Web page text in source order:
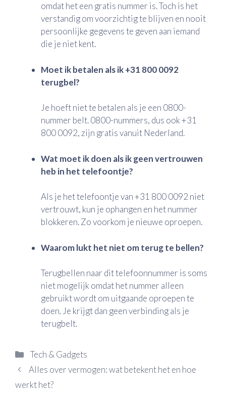
omdat het een gratis nummer is. Toch is het
verstandig om voorzichtig te blijven en nooit
persoonlijke gegevens te geven aan iemand
die je niet kent.
Moet ik betalen als ik +31 800 0092
terugbel?
Je hoeft niet te betalen als je een 0800-
nummer belt. 0800-nummers, dus ook +31
800 0092, zijn gratis vanuit Nederland.
Wat moet ik doen als ik geen vertrouwen
heb in het telefoontje?
Als je het telefoontje van +31 800 0092 niet
vertrouwt, kun je ophangen en het nummer
blokkeren. Zo voorkom je nieuwe oproepen.
Waarom lukt het niet om terug te bellen?
Terugbellen naar dit telefoonnummer is soms
niet mogelijk omdat het nummer alleen
gebruikt wordt om uitgaande oproepen te
doen. Je krijgt dan geen verbinding als je
terugbelt.
Categorieën
Tech & Gadgets
Alles over vermogen: wat betekent het en hoe
werkt het?